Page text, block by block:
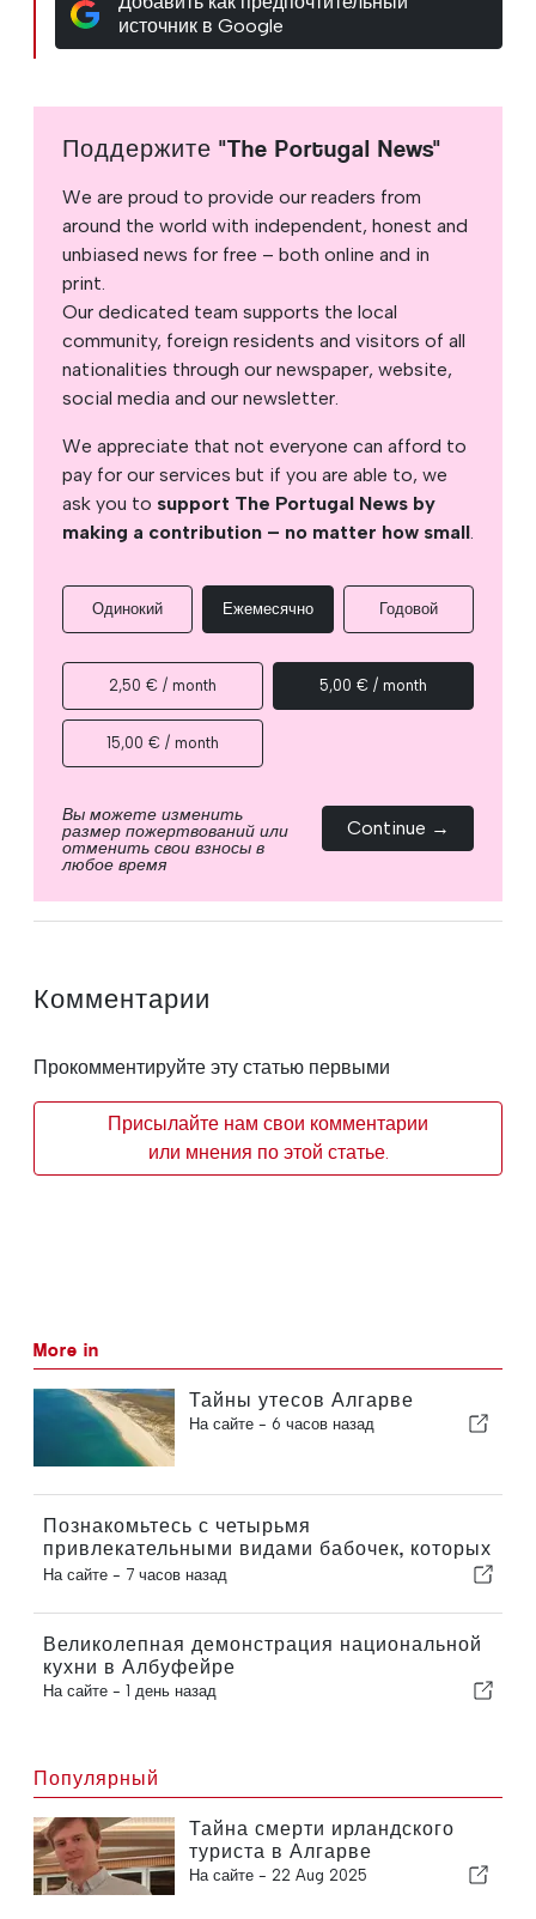
источник в Google
Поддержите "The Portugal News"
We are proud to provide our readers from
around the world with independent, honest and
unbiased news for free – both online and in
print.
Our dedicated team supports the local
community, foreign residents and visitors of all
nationalities through our newspaper, website,
social media and our newsletter.
We appreciate that not everyone can afford to
pay for our services but if you are able to, we
ask you to support The Portugal News by
making a contribution – no matter how small
Одинокий Ежемесячно Годовой
2,50 € / month 5,00 € / month
15,00 € / month
Вы можете изменить
размер пожертвований или
отменить свои взносы в
любое время
Continue →
Комментарии
Прокомментируйте эту статью первыми
Присылайте нам свои комментарии
или мнения по этой статье.
More in
Тайны утесов Алгарве
На сайте - 6 часов назад
Познакомьтесь с четырьмя
привлекательными видами бабочек, которых
можно увидеть в вашем саду
На сайте - 7 часов назад
Великолепная демонстрация национальной
кухни в Албуфейре
На сайте - 1 день назад
Популярный
Тайна смерти ирландского
туриста в Алгарве
На сайте - 22 Aug 2025